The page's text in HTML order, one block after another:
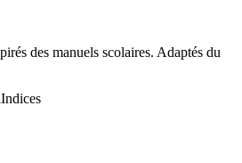
des manuels scolaires. Adaptés du
Indices